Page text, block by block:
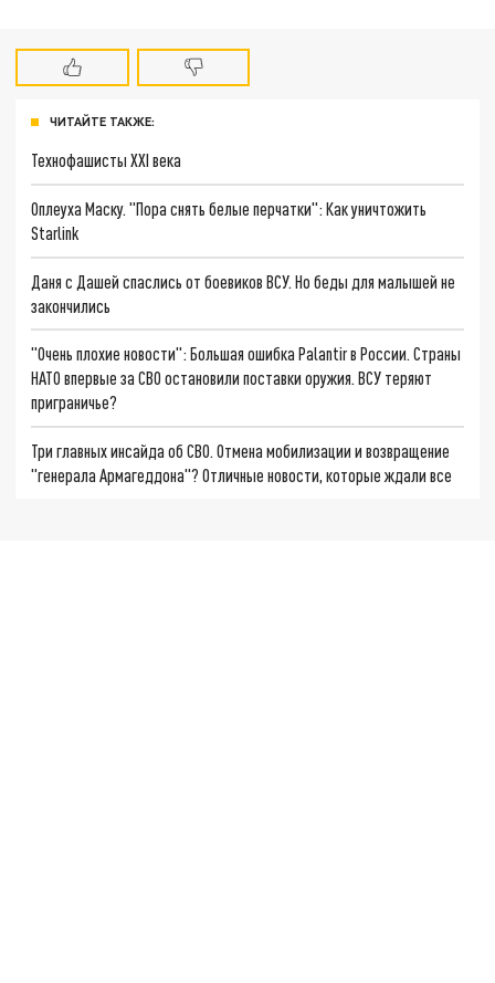
ЧИТАЙТЕ ТАКЖЕ:
Технофашисты XXI века
Оплеуха Маску. "Пора снять белые перчатки": Как уничтожить
Starlink
Даня с Дашей спаслись от боевиков ВСУ. Но беды для малышей не
закончились
"Очень плохие новости": Большая ошибка Palantir в России. Страны
НАТО впервые за СВО остановили поставки оружия. ВСУ теряют
приграничье?
Три главных инсайда об СВО. Отмена мобилизации и возвращение
"генерала Армагеддона"? Отличные новости, которые ждали все